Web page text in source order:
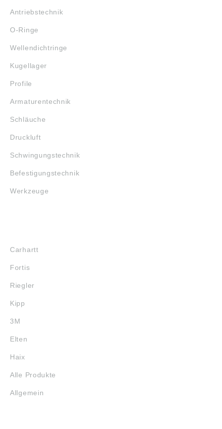
Antriebstechnik
O-Ringe
Wellendichtringe
Kugellager
Profile
Armaturentechnik
Schläuche
Druckluft
Schwingungstechnik
Befestigungstechnik
Werkzeuge
Carhartt
Fortis
Riegler
Kipp
3M
Elten
Haix
Alle Produkte
Allgemein